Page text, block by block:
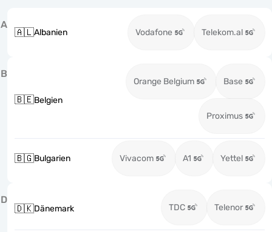
A
🇦🇱Albanien Vodafone Telekom.al
B
🇧🇪Belgien
Orange Belgium Base
Proximus
🇧🇬Bulgarien Vivacom A1 Yettel
D
🇩🇰Dänemark TDC Telenor